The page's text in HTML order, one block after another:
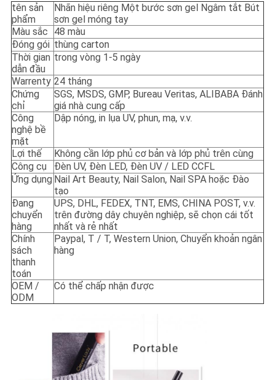
tên sản
phẩm
Nhãn hiệu riêng Một bước sơn gel Ngâm tắt Bút
sơn gel móng tay
Màu sắc
48 màu
Đóng gói thùng carton
Thời gian
dẫn đầu
trong vòng 1-5 ngày
Warrenty 24 tháng
Chứng
chỉ
SGS, MSDS, GMP, Bureau Veritas, ALIBABA Đánh
giá nhà cung cấp
Công
nghệ bề
mặt
Dập nóng, in lụa UV, phun, mạ, v.v.
Lợi thế
Không cần lớp phủ cơ bản và lớp phủ trên cùng
Công cụ
Đèn UV, Đèn LED, Đèn UV / LED CCFL
Ứng dụng Nail Art Beauty, Nail Salon, Nail SPA hoặc Đào
tạo
Đang
chuyển
hàng
UPS, DHL, FEDEX, TNT, EMS, CHINA POST, v.v.
trên đường dây chuyên nghiệp, sẽ chọn cái tốt
nhất và rẻ nhất
Chính
sách
thanh
toán
Paypal, T / T, Western Union, Chuyển khoản ngân
hàng
OEM /
ODM
Có thể chấp nhận được